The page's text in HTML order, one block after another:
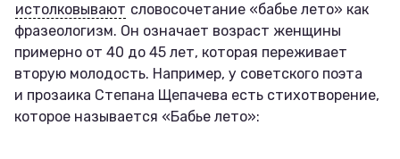
истолковывают словосочетание «бабье лето» как
фразеологизм. Он означает возраст женщины
примерно от 40 до 45 лет, которая переживает
вторую молодость. Например, у советского поэта
и прозаика Степана Щепачева есть стихотворение,
которое называется «Бабье лето»: